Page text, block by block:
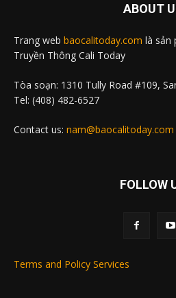
ABOUT
Trang web baocalitoday.com là sản
Truyền Thông Cali Today
Tòa soạn: 1310 Tully Road #109,
Tel: (408) 482-6527
Contact us: nam@baocalitoday.com
FOLLOW
Terms and Policy Services